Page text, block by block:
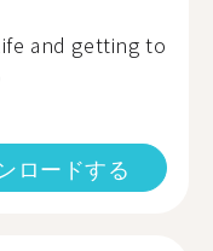
and getting to
ロードする